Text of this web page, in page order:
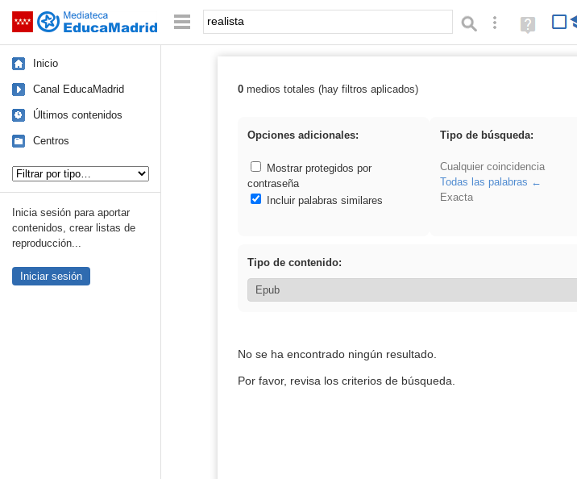
Saltar navegación Palabra o frase: Búsqueda avanzada
Ayuda
(en
Inicio
Canal EducaMadrid
Últimos contenidos
Centros
Inicia sesión para aportar
contenidos, crear listas de
reproducción...
Iniciar sesión
Resultados de: realista
0medios totales (hay filtros aplicados)
Opciones adicionales:
Mostrar protegidos por
contraseña
Incluir palabras similares
Tipo de búsqueda:
Cualquier coincidencia
Todas las palabras
Exacta
Tipo de contenido:
No se ha encontrado ningún resultado.
Por favor, revisa los criterios de búsqueda.